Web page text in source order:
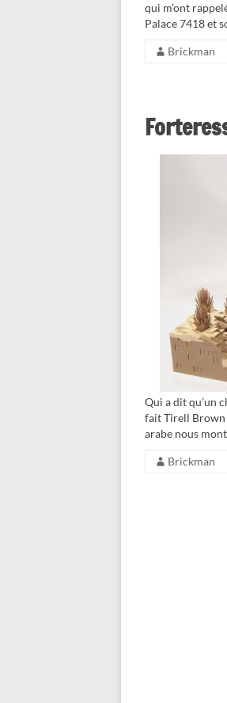
qui m’ont
Palace 7418 et
Brickman
Qui a dit qu’un
fait Tirell Brown
arabe nous
Brickman